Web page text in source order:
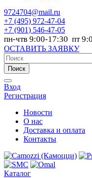
9724704@mail.ru
+7 (495) 972-47-04
+7 (901) 546-47-05
пн-чтв 9:00-17:30 пт
ОСТАВИТЬ ЗАЯВКУ
Поиск
Вход
Регистрация
Новости
О нас
Доставка и оплата
Контакты
Каталог